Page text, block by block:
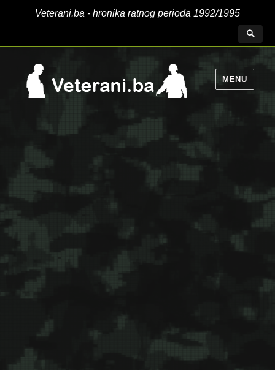
Veterani.ba - hronika ratnog perioda 1992/1995
MENU